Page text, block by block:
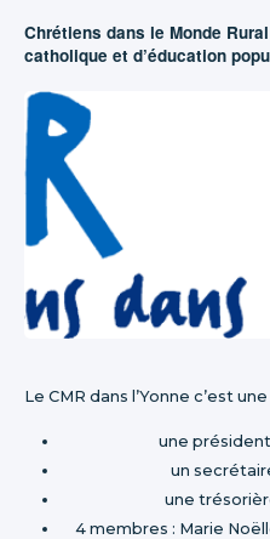
Chrétiens dans le Monde
catholique et d’éducation
Le CMR dans l’Yonne c’est
une
un
une
4 membres : Marie